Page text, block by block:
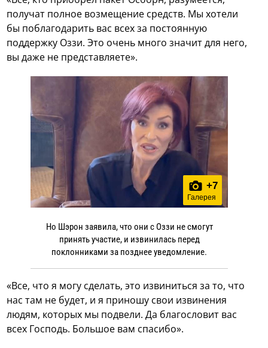
получат полное возмещение средств. Мы хотели
бы поблагодарить вас всех за постоянную
поддержку Оззи. Это очень много значит для него,
вы даже не представляете».
+7
Галерея
Но Шэрон заявила, что они с Оззи не смогут
принять участие, и извинилась перед
поклонниками за позднее уведомление.
«Все, что я могу сделать, это извиниться за то, что
нас там не будет, и я приношу свои извинения
людям, которых мы подвели. Да благословит вас
всех Господь. Большое вам спасибо».